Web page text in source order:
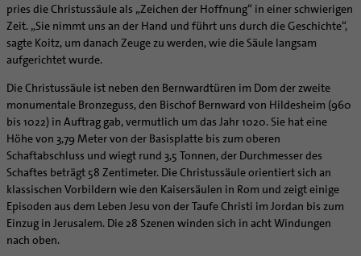
pries die Christussäule als „Zeichen der Hoffnung“ in einer schwierigen
Zeit. „Sie nimmt uns an der Hand und führt uns durch die Geschichte“,
sagte Koitz, um danach Zeuge zu werden, wie die Säule langsam
aufgerichtet wurde.
Die Christussäule ist neben den Bernwardtüren im Dom der zweite
monumentale Bronzeguss, den Bischof Bernward von Hildesheim (960
bis 1022) in Auftrag gab, vermutlich um das Jahr 1020. Sie hat eine
Höhe von 3,79 Meter von der Basisplatte bis zum oberen
Schaftabschluss und wiegt rund 3,5 Tonnen, der Durchmesser des
Schaftes beträgt 58 Zentimeter. Die Christussäule orientiert sich an
klassischen Vorbildern wie den Kaisersäulen in Rom und zeigt einige
Episoden aus dem Leben Jesu von der Taufe Christi im Jordan bis zum
Einzug in Jerusalem. Die 28 Szenen winden sich in acht Windungen
nach oben.